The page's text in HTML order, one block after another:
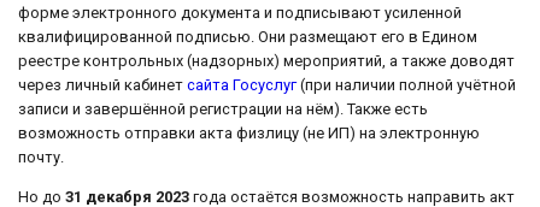
форме электронного документа и подписывают усиленной
квалифицированной подписью. Они размещают его в Едином
реестре контрольных (надзорных) мероприятий, а также доводят
через личный кабинет сайта Госуслуг(при наличии полной учётной
записи и завершённой регистрации на нём). Также есть
возможность отправки акта физлицу (не ИП) на электронную
почту.
Но до 31 декабря 2023 года остаётся возможность направить акт